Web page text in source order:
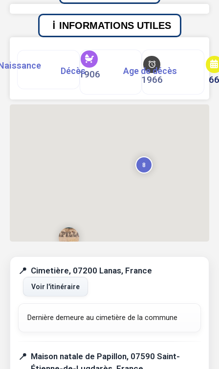
INFORMATIONS UTILES
1906
Décès
1966
Age de décès
8
Cimetière, 07200 Lanas, France
Voir l'itinéraire
Dernière demeure au cimetière de la commune
Maison natale de Papillon, 07590 Saint-